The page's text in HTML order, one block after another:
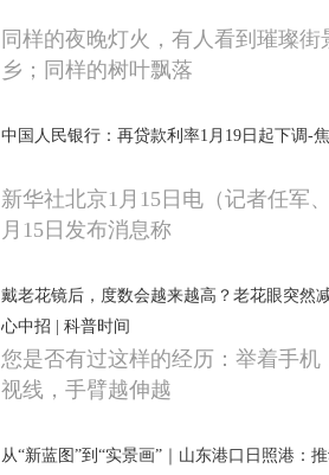
同样的夜晚灯火，有人看到璀璨
乡；同样的树叶飘落
中国人民银行：再贷款利率1月19日起下调-
新华社北京1月15日电（记者任军
月15日发布消息称
戴老花镜后，度数会越来越高？老花眼突然
心中招 | 科普时间
您是否有过这样的经历：举着手机
视线，手臂越伸越
从“新蓝图”到“实景画”｜山东港口日照港：